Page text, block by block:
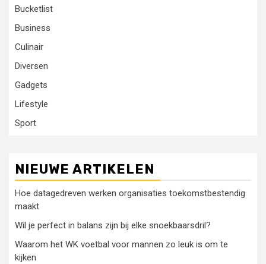
Bucketlist
Business
Culinair
Diversen
Gadgets
Lifestyle
Sport
NIEUWE ARTIKELEN
Hoe datagedreven werken organisaties toekomstbestendig
maakt
Wil je perfect in balans zijn bij elke snoekbaarsdril?
Waarom het WK voetbal voor mannen zo leuk is om te
kijken